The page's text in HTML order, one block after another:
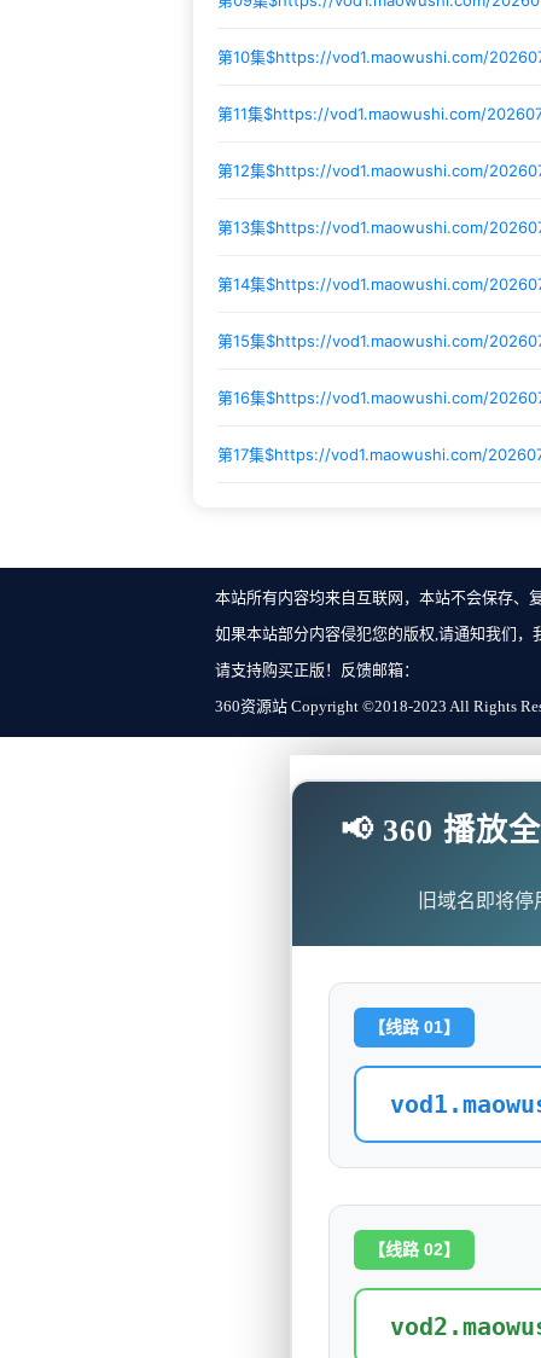
第10集$https://vod1.maowushi.com/
第11集$https://vod1.maowushi.com/
第12集$https://vod1.maowushi.com/
第13集$https://vod1.maowushi.com/
第14集$https://vod1.maowushi.com/
第15集$https://vod1.maowushi.com/
第16集$https://vod1.maowushi.com/
第17集$https://vod1.maowushi.com/
本站所有内容均来自互联网，本站不会保存、
如果本站部分内容侵犯您的版权,请通知我们
请支持购买正版！反馈邮箱：
360资源站 Copyright ©2018-2023 All Rights
📢 360 播放
旧域名即将
【线路 01】
【线路 02】